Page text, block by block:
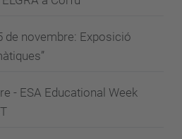
de novembre: Exposició
- ESA Educational Week